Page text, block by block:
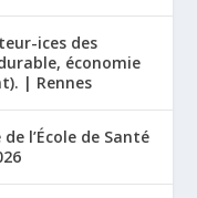
ices des
économie
| Rennes
l’École de Santé